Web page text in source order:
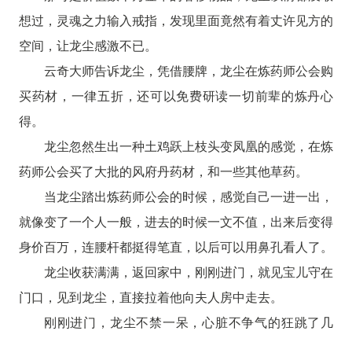
想过，灵魂之力输入戒指，发现里面竟然有着丈许见方的
空间，让龙尘感激不已。
云奇大师告诉龙尘，凭借腰牌，龙尘在炼药师公会购
买药材，一律五折，还可以免费研读一切前辈的炼丹心
得。
龙尘忽然生出一种土鸡跃上枝头变凤凰的感觉，在炼
药师公会买了大批的风府丹药材，和一些其他草药。
当龙尘踏出炼药师公会的时候，感觉自己一进一出，
就像变了一个人一般，进去的时候一文不值，出来后变得
身价百万，连腰杆都挺得笔直，以后可以用鼻孔看人了。
龙尘收获满满，返回家中，刚刚进门，就见宝儿守在
门口，见到龙尘，直接拉着他向夫人房中走去。
刚刚进门，龙尘不禁一呆，心脏不争气的狂跳了几